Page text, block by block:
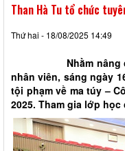
Than Hà Tu tổ chức
Thứ hai - 18/08/2025 14:49
Nhằm nâng cao
nhân viên, sáng ngày
tội phạm về ma túy –
2025. Tham gia lớp học